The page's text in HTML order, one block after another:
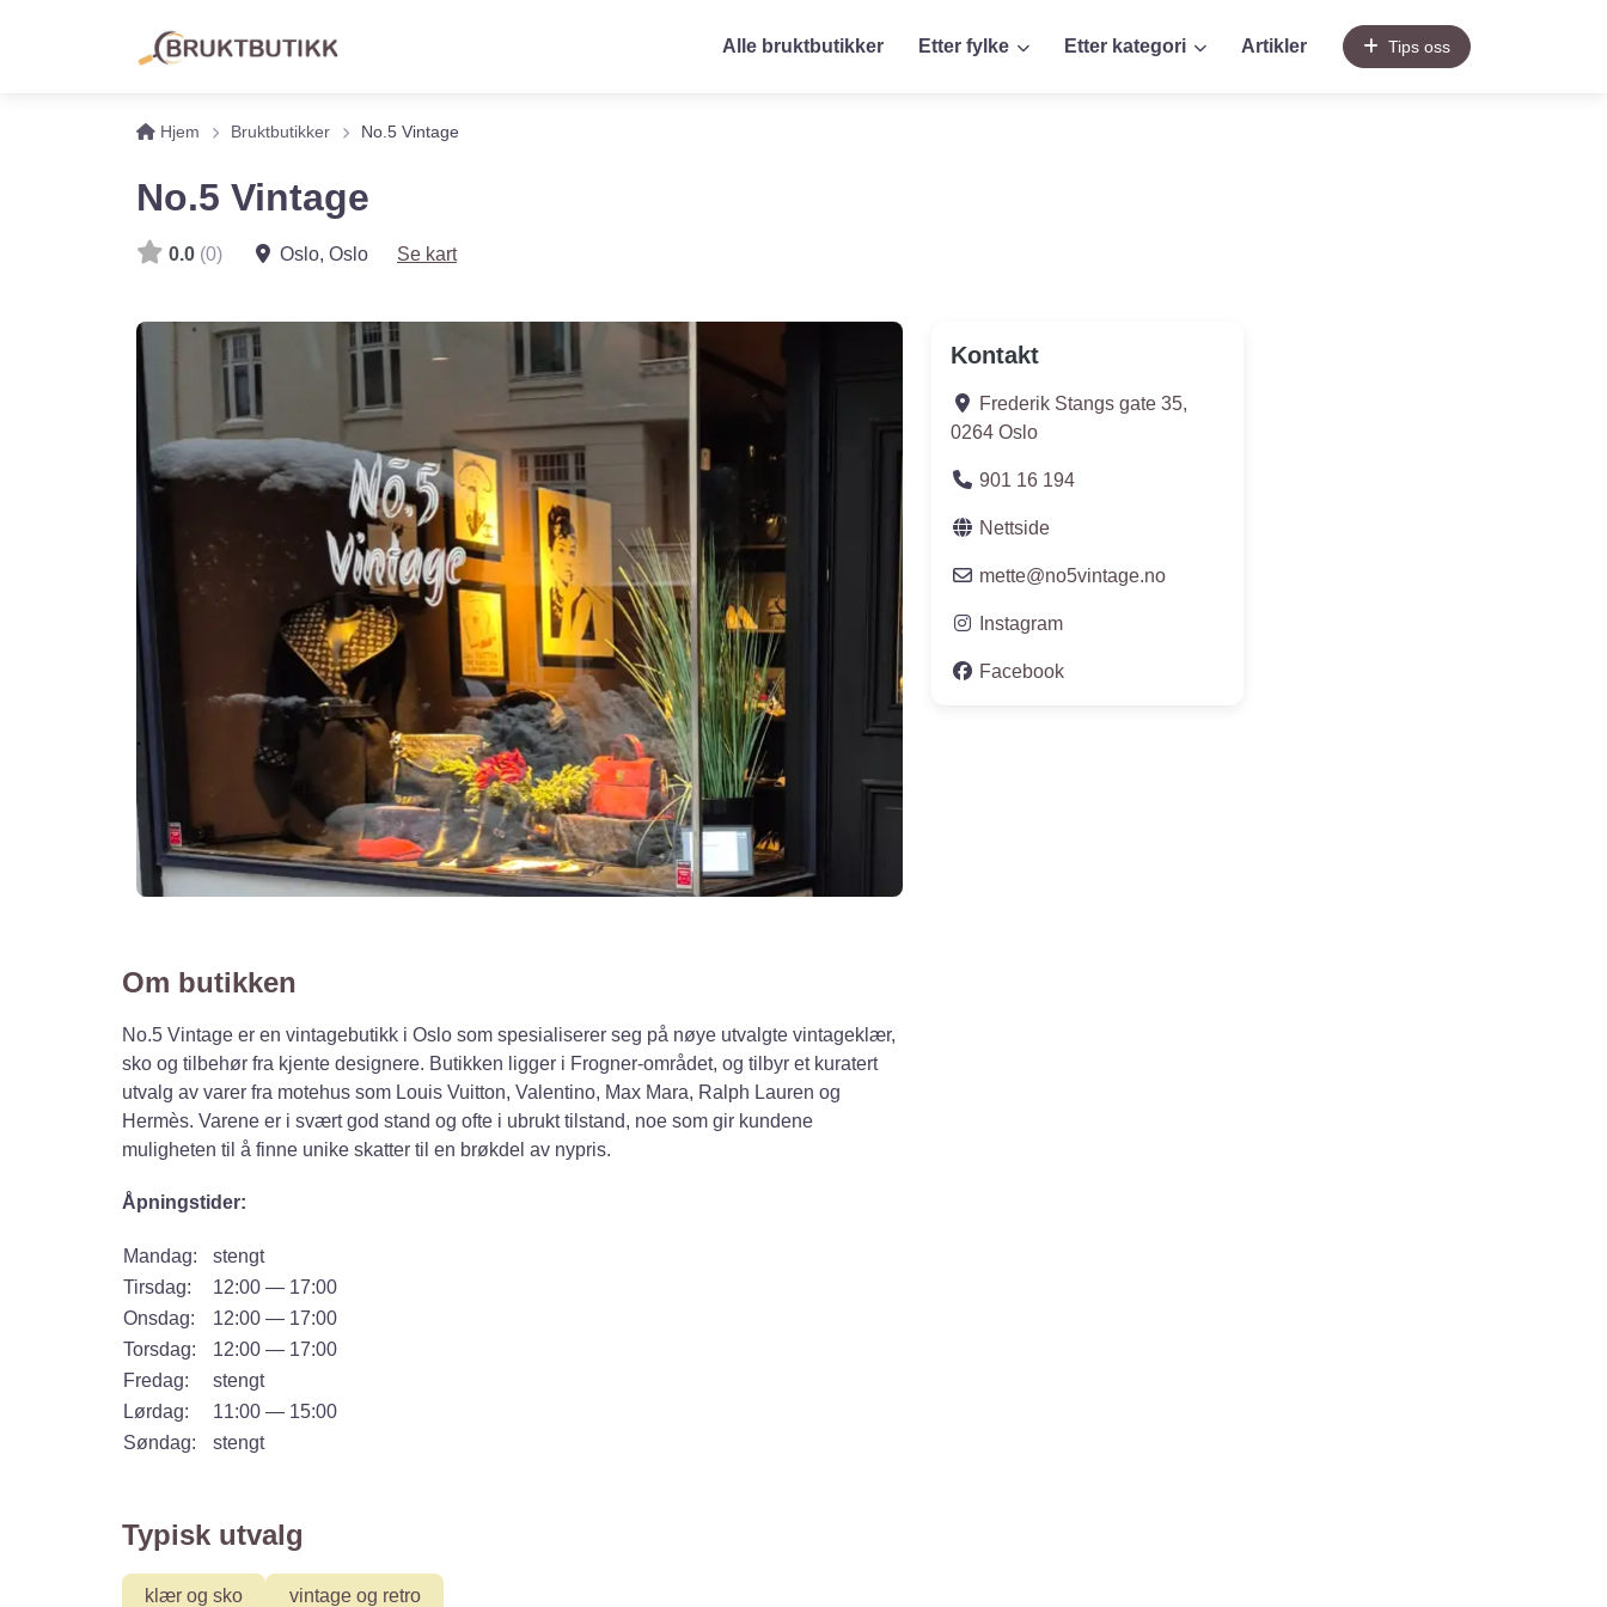
Alle bruktbutikker Etter fylke Etter kategori Artikler Tips oss
Hjem Bruktbutikker No.5 Vintage
No.5 Vintage
0.0 (0) Oslo, Oslo Se kart
Kontakt
Frederik Stangs gate 35,
0264 Oslo
901 16 194
Nettside
mette@no5vintage.no
Instagram
Facebook
Om butikken
No.5 Vintage er en vintagebutikk i Oslo som spesialiserer seg på nøye utvalgte vintageklær,
sko og tilbehør fra kjente designere. Butikken ligger i Frogner-området, og tilbyr et kuratert
utvalg av varer fra motehus som Louis Vuitton, Valentino, Max Mara, Ralph Lauren og
Hermès. Varene er i svært god stand og ofte i ubrukt tilstand, noe som gir kundene
muligheten til å finne unike skatter til en brøkdel av nypris.
Åpningstider:
Mandag:
stengt
Tirsdag:
12:00 — 17:00
Onsdag:
12:00 — 17:00
Torsdag:
12:00 — 17:00
Fredag:
stengt
Lørdag:
11:00 — 15:00
Søndag:
stengt
Typisk utvalg
klær og sko vintage og retro